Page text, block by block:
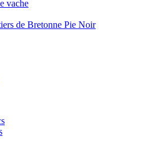
vache
de Bretonne Pie Noir